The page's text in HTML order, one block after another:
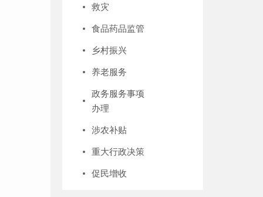
救灾
食品药品监管
乡村振兴
养老服务
政务服务事项
办理
涉农补贴
重大行政决策
促民增收